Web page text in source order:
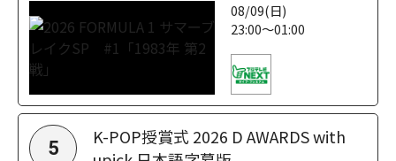
08/09(日)
23:00～01:00
5
K-POP授賞式 2026 D AWARDS with